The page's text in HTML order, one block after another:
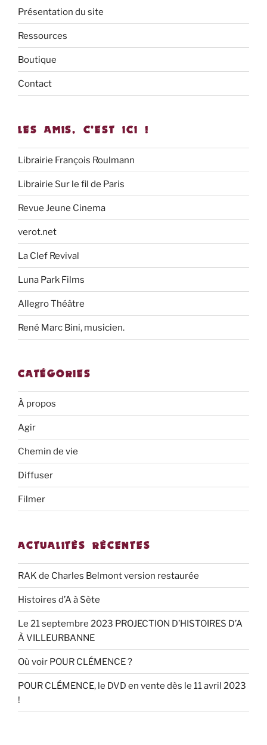
Présentation du site
Ressources
Boutique
Contact
LES AMIS, C’EST ICI !
Librairie François Roulmann
Librairie Sur le fil de Paris
Revue Jeune Cinema
verot.net
La Clef Revival
Luna Park Films
Allegro Théâtre
René Marc Bini, musicien.
CATÉGORIES
À propos
Agir
Chemin de vie
Diffuser
Filmer
ACTUALITÉS RÉCENTES
RAK de Charles Belmont version restaurée
Histoires d’A à Sète
Le 21 septembre 2023 PROJECTION D’HISTOIRES D’A
À VILLEURBANNE
Où voir POUR CLÉMENCE ?
POUR CLÉMENCE, le DVD en vente dès le 11 avril 2023
!